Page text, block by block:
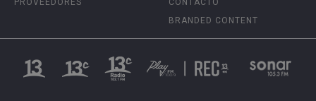
BRANDED CONTENT